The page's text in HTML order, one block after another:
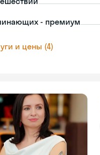
- премиум
и цены (4)